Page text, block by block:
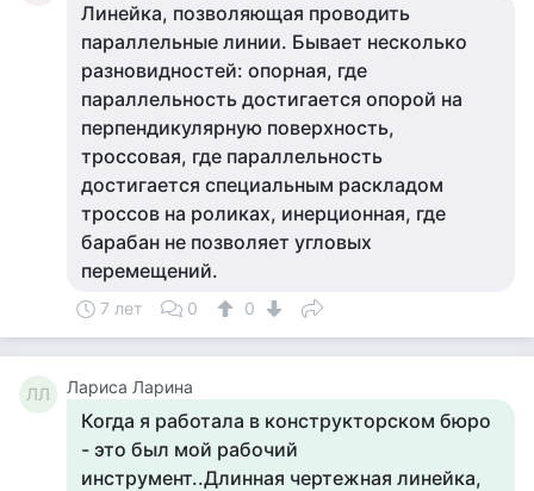
Линейка, позволяющая проводить
параллельные линии. Бывает несколько
разновидностей: опорная, где
параллельность достигается опорой на
перпендикулярную поверхность,
троссовая, где параллельность
достигается специальным раскладом
троссов на роликах, инерционная, где
барабан не позволяет угловых
перемещений.
7 лет 0 0
ЛЛ Лариса Ларина
Когда я работала в конструкторском бюро
- это был мой рабочий
инструмент..Длинная чертежная линейка,